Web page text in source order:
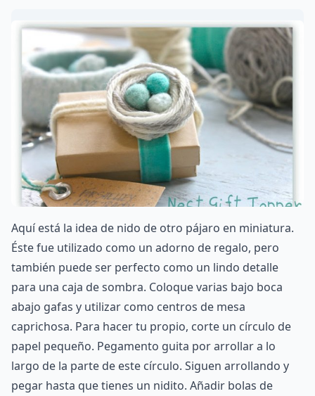
Aquí está la idea de nido de otro pájaro en miniatura.
Éste fue utilizado como un adorno de regalo, pero
también puede ser perfecto como un lindo detalle
para una caja de sombra. Coloque varias bajo boca
abajo gafas y utilizar como centros de mesa
caprichosa. Para hacer tu propio, corte un círculo de
papel pequeño. Pegamento guita por arrollar a lo
largo de la parte de este círculo. Siguen arrollando y
pegar hasta que tienes un nidito. Añadir bolas de